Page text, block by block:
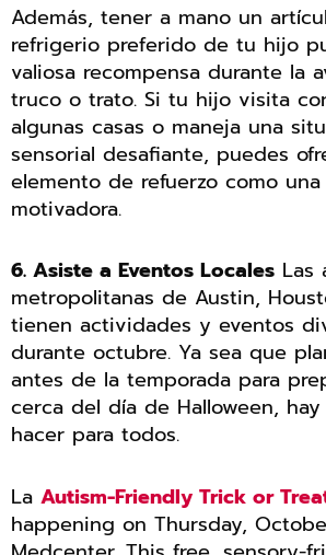
Además, tener a mano un
refrigerio preferido de tu hijo
valiosa recompensa durante la
truco o trato. Si tu hijo visita
algunas casas o maneja una
sensorial desafiante, puedes
elemento de refuerzo como
motivadora.
6. Asiste a Eventos Locales Las
metropolitanas de Austin,
tienen actividades y eventos
durante octubre. Ya sea que
antes de la temporada para
cerca del día de Halloween,
hacer para todos.
La Autism-Friendly Trick or
happening on Thursday,